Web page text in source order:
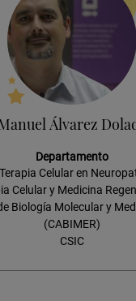
Álvarez
Departamento
Celular en
Celular y Medicina
Biología Molecular y
(CABIMER)
CSIC